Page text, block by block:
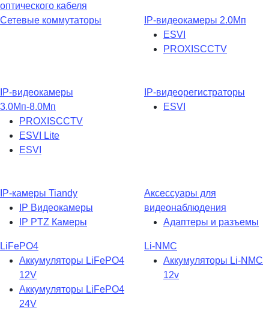
оптического кабеля
Сетевые коммутаторы
IP-видеокамеры 2.0Мп
ESVI
PROXISCCTV
IP-видеокамеры
3.0Мп-8.0Мп
PROXISCCTV
ESVI Lite
ESVI
IP-видеорегистраторы
ESVI
IP-камеры Tiandy
IP Видеокамеры
IP PTZ Камеры
Аксессуары для
видеонаблюдения
Адаптеры и разъемы
LiFePO4
Аккумуляторы LiFePO4
12V
Аккумуляторы LiFePO4
24V
Li-NMC
Аккумуляторы Li-NMC
12v